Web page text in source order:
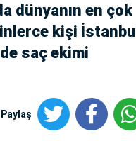
dünyanın en çok
kişi İstanbul
saç ekimi
Paylaş